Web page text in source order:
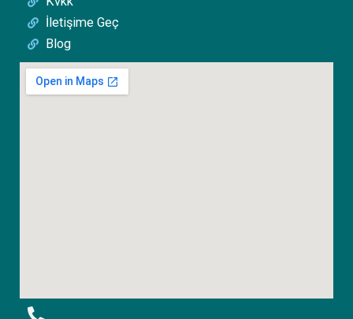
İletişime Geç
Blog